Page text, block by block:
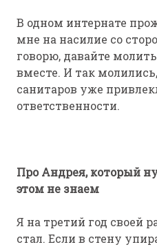
В одном интернате
мне на насилие со
говорю, давайте
вместе. И так
санитаров уже
ответственности.
Про Андрея, который
этом не знаем
Я на третий год своей
стал. Если в стену